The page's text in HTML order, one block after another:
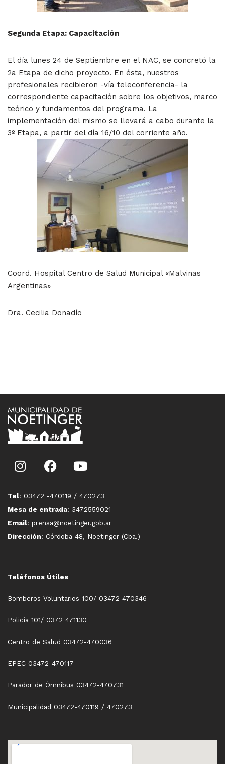
Segunda Etapa: Capacitación
El día lunes 24 de Septiembre en el NAC, se concretó la
2a Etapa de dicho proyecto. En ésta, nuestros
profesionales recibieron -vía teleconferencia- la
correspondiente capacitación sobre los objetivos, marco
teórico y fundamentos del programa. La
implementación del mismo se llevará a cabo durante la
3º Etapa, a partir del día 16/10 del corriente año.
Coord. Hospital Centro de Salud Municipal «Malvinas
Argentinas»
Dra. Cecilia Donadío
Tel: 03472 -470119 / 470273
Mesa de entrada: 3472559021
Email: prensa@noetinger.gob.ar
Dirección: Córdoba 48, Noetinger (Cba.)
Teléfonos Útiles
Bomberos Voluntarios 100/ 03472 470346
Policía 101/ 0372 471130
Centro de Salud 03472-470036
EPEC 03472-470117
Parador de Ómnibus 03472-470731
Municipalidad 03472-470119 / 470273